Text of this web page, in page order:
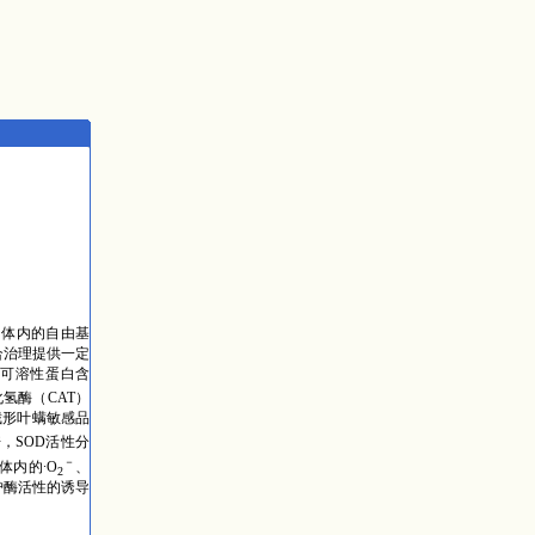
内的自由基
理提供一定
溶性蛋白含
酶（CAT）
形叶螨敏感品
SOD活性分
内的∙O2
－ 、
活性的诱导